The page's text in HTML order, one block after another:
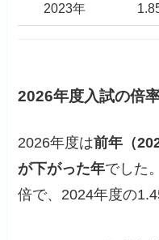
2023年
2026年度入試の倍
2026年度は前年（
が下がった年でした
倍で、2024年度の